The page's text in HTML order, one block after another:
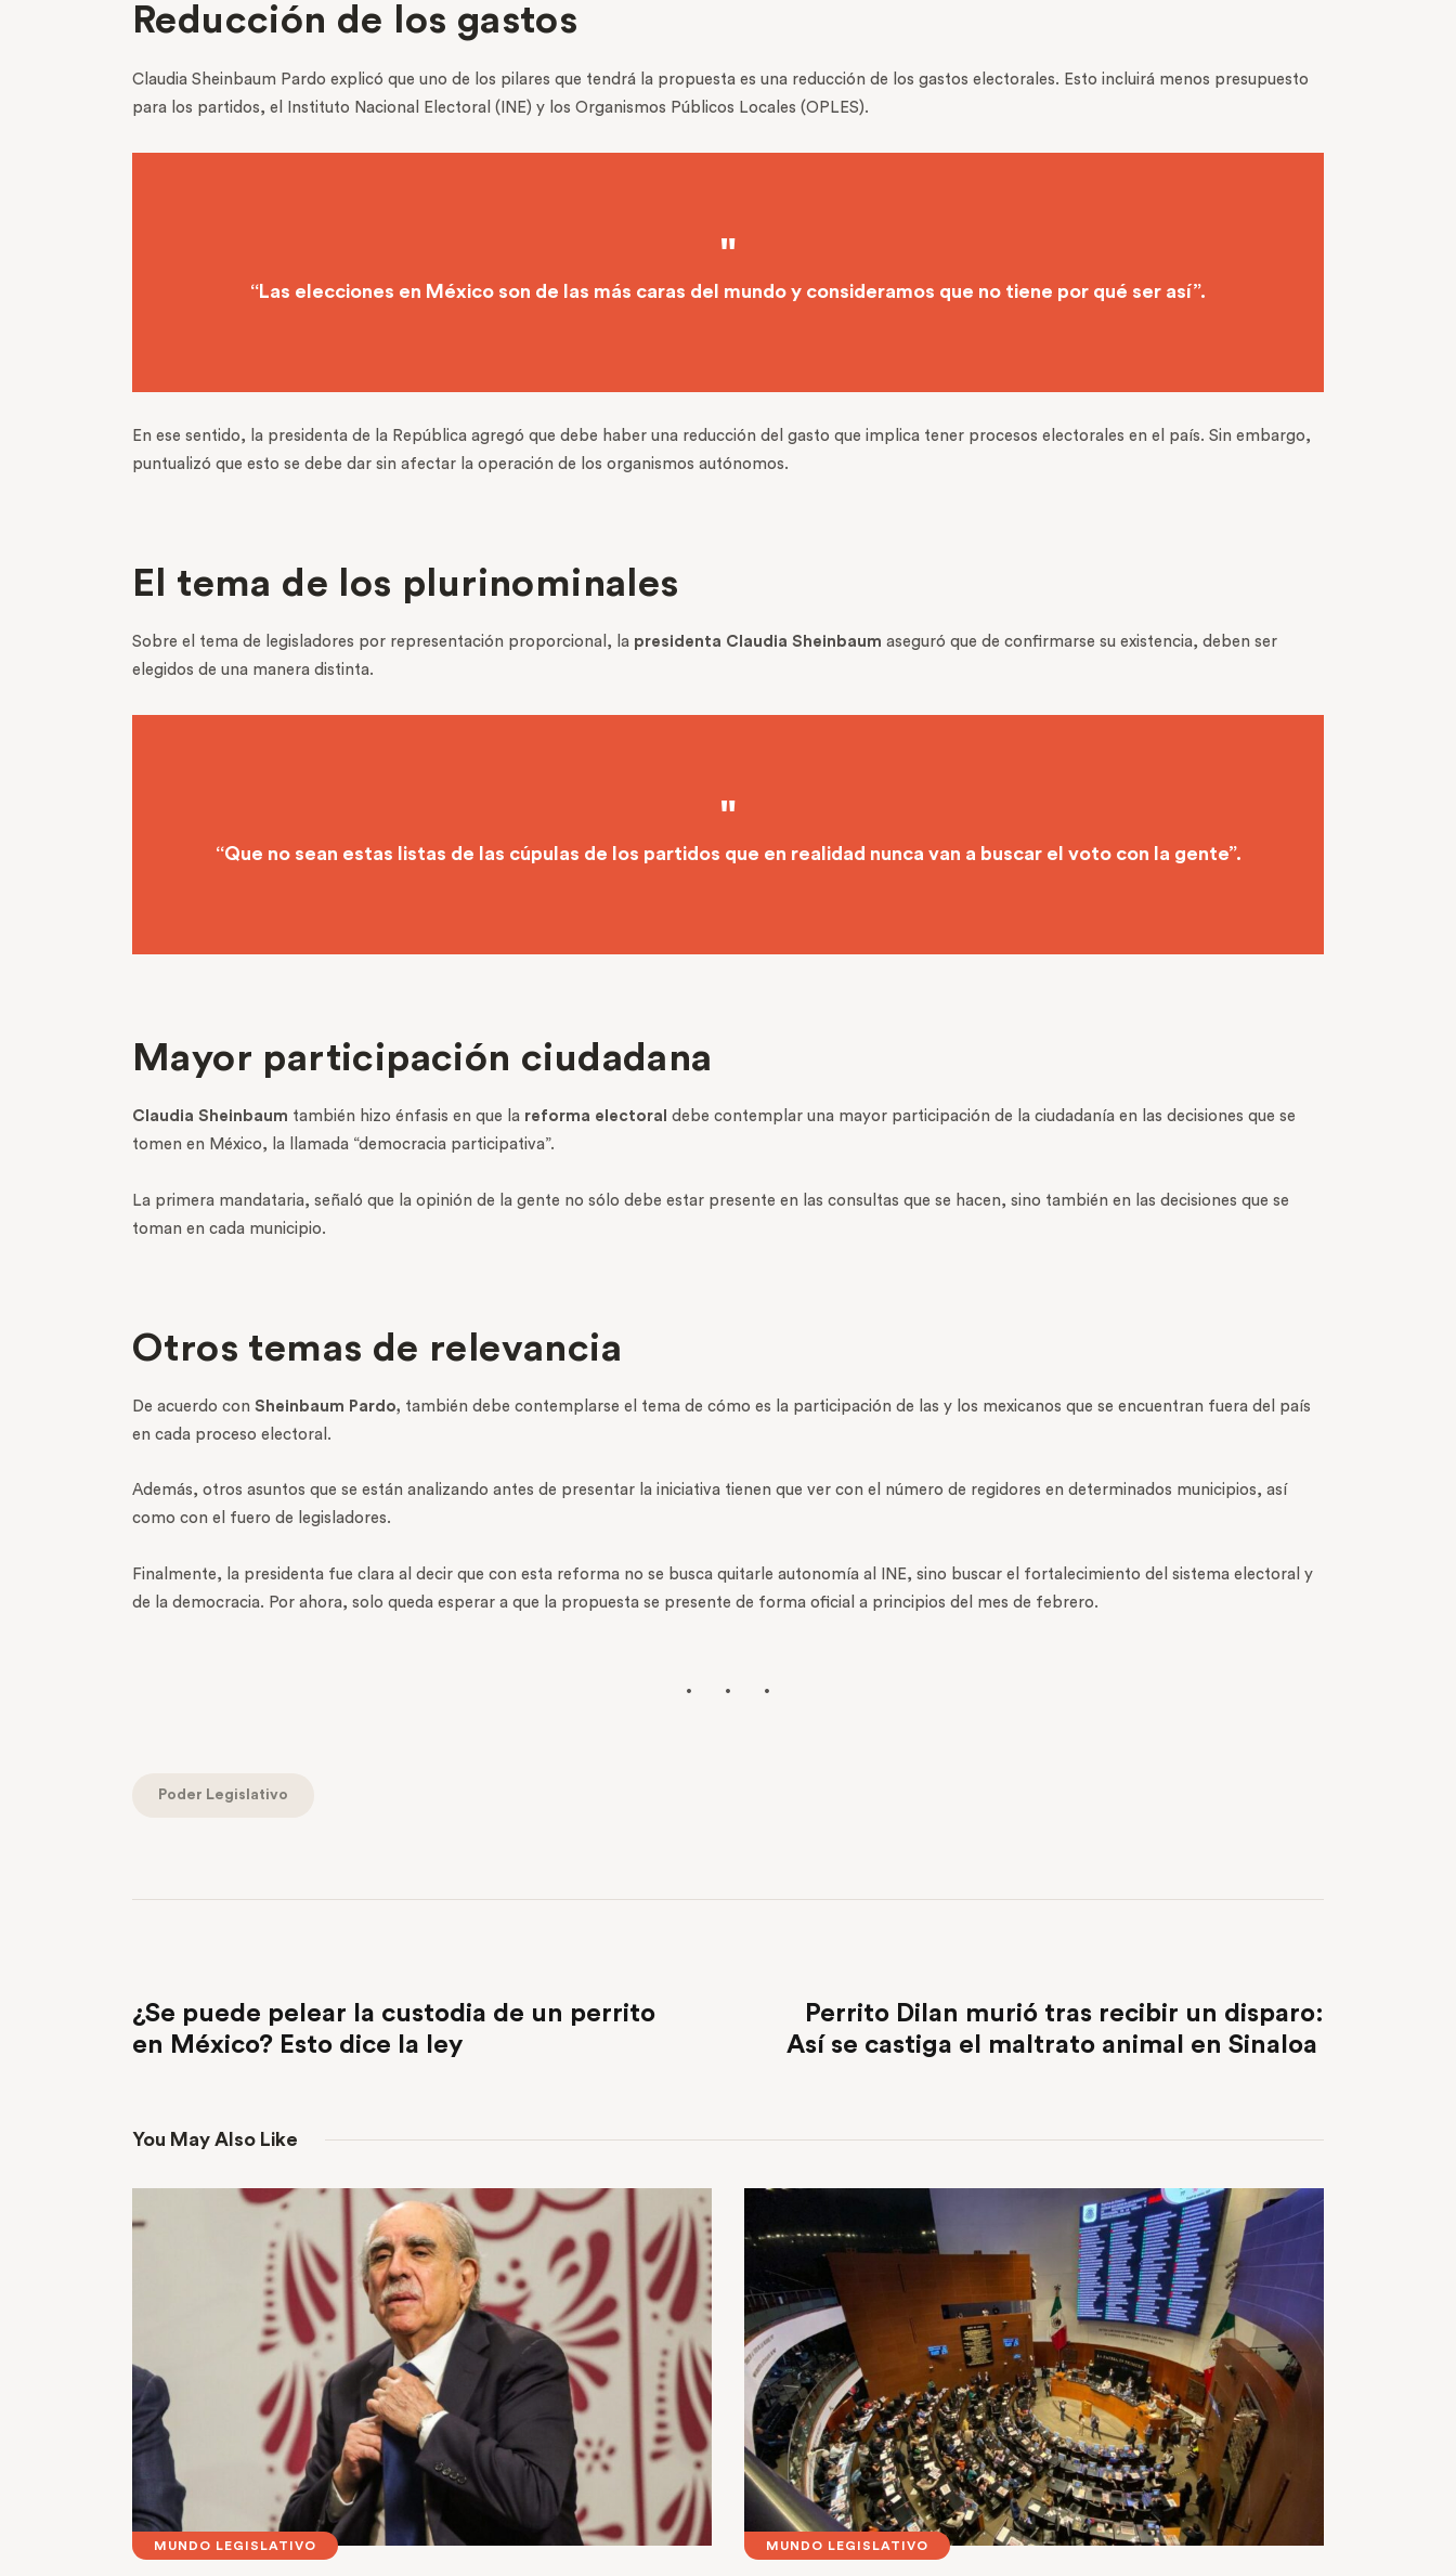
Reducción de los gastos
Claudia Sheinbaum Pardo explicó que uno de los pilares que tendrá la propuesta es una reducción de los gastos electorales. Esto incluirá menos presupuesto
para los partidos, el Instituto Nacional Electoral (INE) y los Organismos Públicos Locales (OPLES).
“Las elecciones en México son de las más caras del mundo y consideramos que no tiene por qué ser así”.
En ese sentido, la presidenta de la República agregó que debe haber una reducción del gasto que implica tener procesos electorales en el país. Sin embargo,
puntualizó que esto se debe dar sin afectar la operación de los organismos autónomos.
El tema de los plurinominales
Sobre el tema de legisladores por representación proporcional, la presidenta Claudia Sheinbaum aseguró que de confirmarse su existencia, deben ser
elegidos de una manera distinta.
“Que no sean estas listas de las cúpulas de los partidos que en realidad nunca van a buscar el voto con la gente”.
Mayor participación ciudadana
Claudia Sheinbaum también hizo énfasis en que la reforma electoral debe contemplar una mayor participación de la ciudadanía en las decisiones que se
tomen en México, la llamada “democracia participativa”.
La primera mandataria, señaló que la opinión de la gente no sólo debe estar presente en las consultas que se hacen, sino también en las decisiones que se
toman en cada municipio.
Otros temas de relevancia
De acuerdo con Sheinbaum Pardo, también debe contemplarse el tema de cómo es la participación de las y los mexicanos que se encuentran fuera del país
en cada proceso electoral.
Además, otros asuntos que se están analizando antes de presentar la iniciativa tienen que ver con el número de regidores en determinados municipios, así
como con el fuero de legisladores.
Finalmente, la presidenta fue clara al decir que con esta reforma no se busca quitarle autonomía al INE, sino buscar el fortalecimiento del sistema electoral y
de la democracia. Por ahora, solo queda esperar a que la propuesta se presente de forma oficial a principios del mes de febrero.
Poder Legislativo
¿Se puede pelear la custodia de un perrito
en México? Esto dice la ley
Perrito Dilan murió tras recibir un disparo:
Así se castiga el maltrato animal en Sinaloa
You May Also Like
MUNDO LEGISLATIVO MUNDO LEGISLATIVO